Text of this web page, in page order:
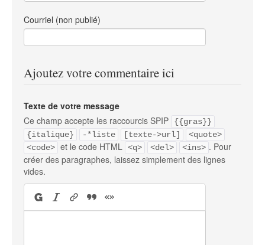
Courriel (non publié)
Ajoutez votre commentaire ici
Texte de votre message
Ce champ accepte les raccourcis SPIP
{{gras}}
{italique}
-*liste [texte->url]
<quote>
<code> et le code HTML <q> <del> <ins> . Pour
créer des paragraphes, laissez simplement des lignes
vides.